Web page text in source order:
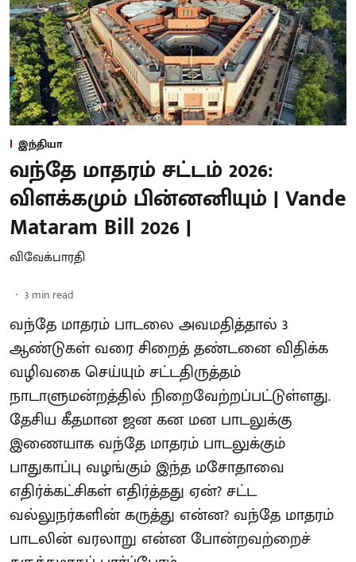
இந்தியா
வந்தே மாதரம் சட்டம் 2026:
விளக்கமும் பின்னனியும் | Vande
Mataram Bill 2026 |
விவேக்பாரதி
3 min read
வந்தே மாதரம் பாடலை அவமதித்தால் 3
ஆண்டுகள் வரை சிறைத் தண்டனை விதிக்க
வழிவகை செய்யும் சட்டதிருத்தம்
நாடாளுமன்றத்தில் நிறைவேற்றப்பட்டுள்ளது.
தேசிய கீதமான ஜன கன மன பாடலுக்கு
இணையாக வந்தே மாதரம் பாடலுக்கும்
பாதுகாப்பு வழங்கும் இந்த மசோதாவை
எதிர்க்கட்சிகள் எதிர்த்தது ஏன்? சட்ட
வல்லுநர்களின் கருத்து என்ன? வந்தே மாதரம்
பாடலின் வரலாறு என்ன போன்றவற்றைச்